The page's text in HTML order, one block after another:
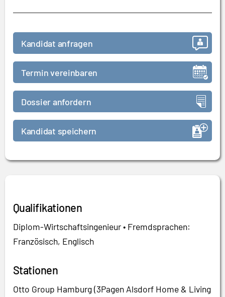
Kandidat anfragen
Termin vereinbaren
Dossier anfordern
Kandidat speichern
Qualifikationen
Diplom-Wirtschaftsingenieur • Fremdsprachen:
Französisch, Englisch
Stationen
Otto Group Hamburg (3Pagen Alsdorf Home & Living